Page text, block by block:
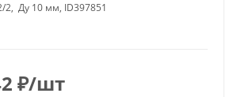
2, Ду 10 мм, ID397851
₽/шт